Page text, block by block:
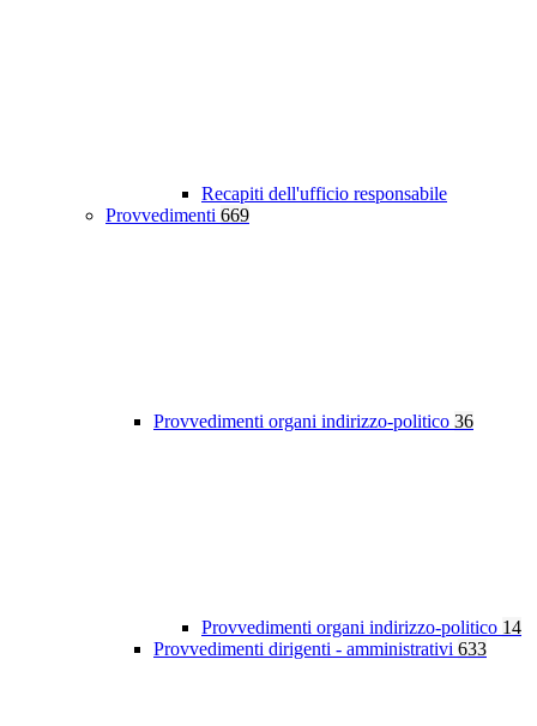
Recapiti dell'ufficio responsabile
Provvedimenti 669
Provvedimenti organi indirizzo-politico 36
Provvedimenti organi indirizzo-politico 14
Provvedimenti dirigenti - amministrativi 633